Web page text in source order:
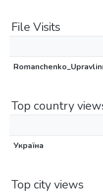
File Visits
Top country
Україна
Top city views